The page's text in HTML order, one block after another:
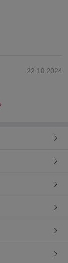
22.10.2024